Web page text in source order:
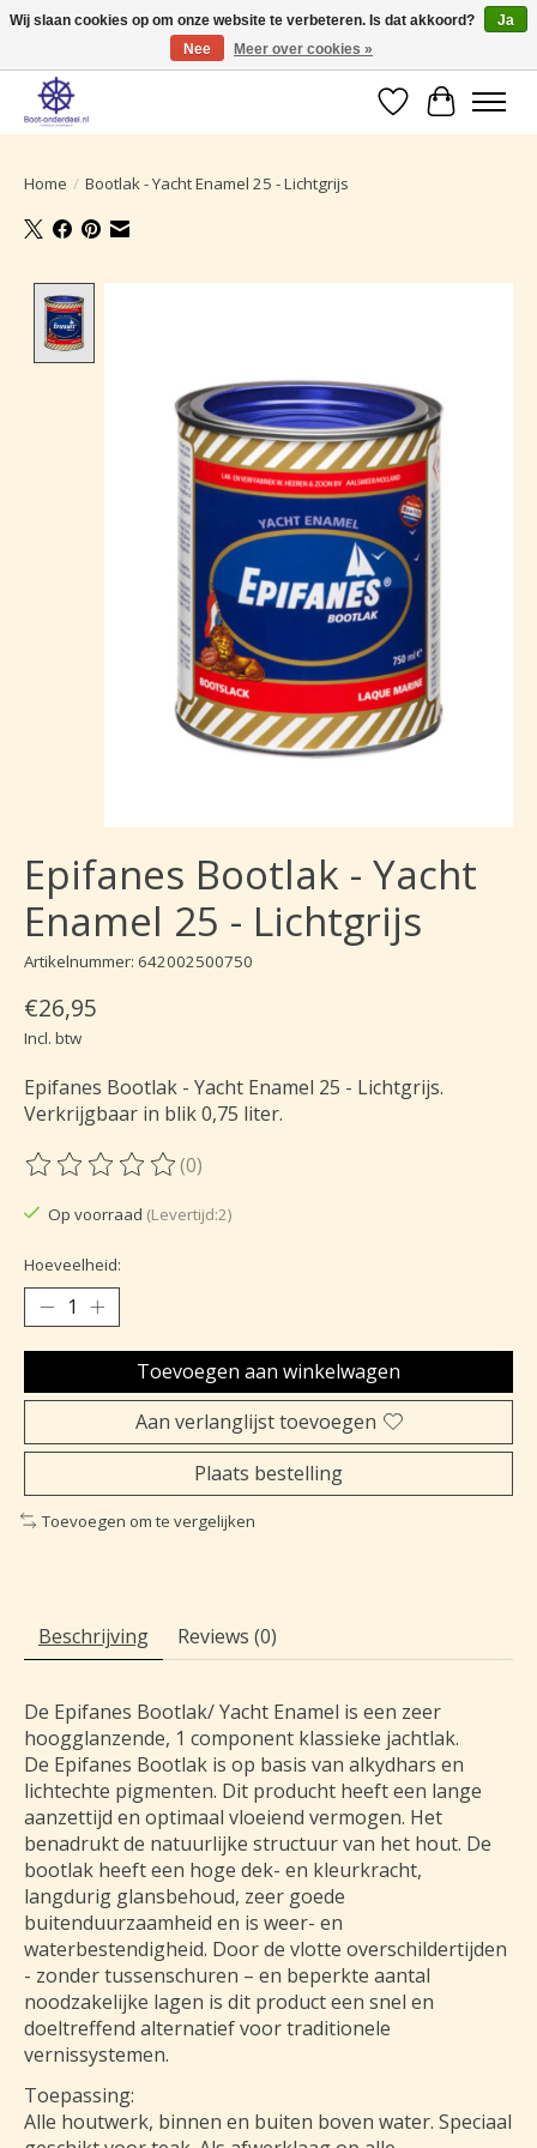
Ruime selectie producten voor uw boot onderhoud.
Verlanglijst
Home / Bootlak - Yacht Enamel 25 - Lichtgrijs
Epifanes Bootlak - Yacht
Enamel 25 - Lichtgrijs
Artikelnummer: 642002500750
€26,95
Incl. btw
Epifanes Bootlak - Yacht Enamel 25 - Lichtgrijs.
Verkrijgbaar in blik 0,75 liter.
De beoordeling van dit product is
(0)
Op voorraad (Levertijd:2)
Hoeveelheid:
Toevoegen aan winkelwagen
Aan verlanglijst toevoegen
Plaats bestelling
Toevoegen om te vergelijken
Beschrijving Reviews (0)
De Epifanes Bootlak/ Yacht Enamel is een zeer
hoogglanzende, 1 component klassieke jachtlak.
De Epifanes Bootlak is op basis van alkydhars en
lichtechte pigmenten. Dit producht heeft een lange
aanzettijd en optimaal vloeiend vermogen. Het
benadrukt de natuurlijke structuur van het hout. De
bootlak heeft een hoge dek- en kleurkracht,
langdurig glansbehoud, zeer goede
buitenduurzaamheid en is weer- en
waterbestendigheid. Door de vlotte overschildertijden
- zonder tussenschuren – en beperkte aantal
noodzakelijke lagen is dit product een snel en
doeltreffend alternatief voor traditionele
vernissystemen.
Toepassing:
Alle houtwerk, binnen en buiten boven water. Speciaal
Wij slaan cookies op om onze website te verbeteren. Is dat akkoord?
Ja
Nee
Meer over cookies »